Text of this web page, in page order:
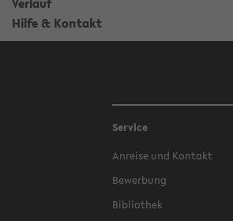
Hilfe & Kontakt
Service
Anreise und Kontakt
Bewerbung
Bibliothek